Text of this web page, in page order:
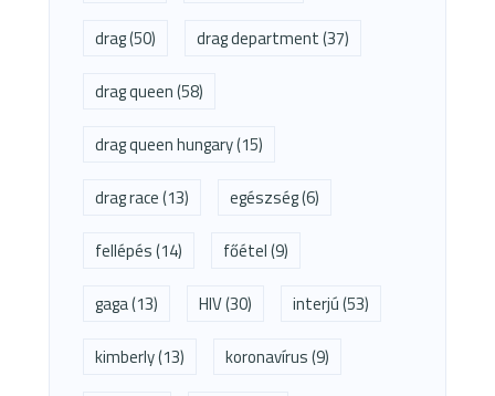
drag(50) drag department(37)
drag queen(58)
drag queen hungary(15)
drag race(13) egészség(6)
fellépés(14) főétel(9)
gaga(13) HIV(30) interjú(53)
kimberly(13) koronavírus(9)